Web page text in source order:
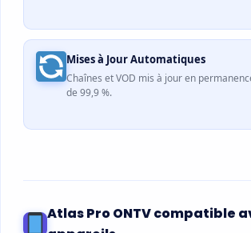
Mises à Jour Automatiques
Chaînes et VOD mis à jour en
de 99,9 %.
Atlas Pro ONTV compatible